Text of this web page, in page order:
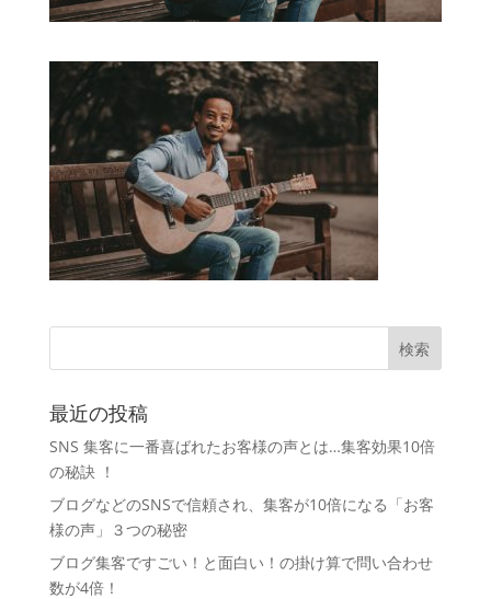
最近の投稿
SNS 集客に一番喜ばれたお客様の声とは…集客効果10倍
の秘訣 ！
ブログなどのSNSで信頼され、集客が10倍になる「お客
様の声」３つの秘密
ブログ集客ですごい！と面白い！の掛け算で問い合わせ
数が4倍！